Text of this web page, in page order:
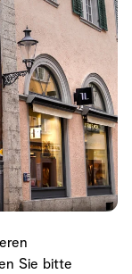
Sie bitte